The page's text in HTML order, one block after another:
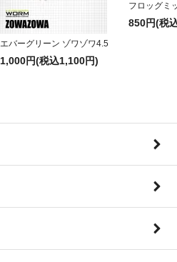
エバーグリーン ゾワゾワ4.5
1,000円(税込1,100円)
フロッグミ
850円(税